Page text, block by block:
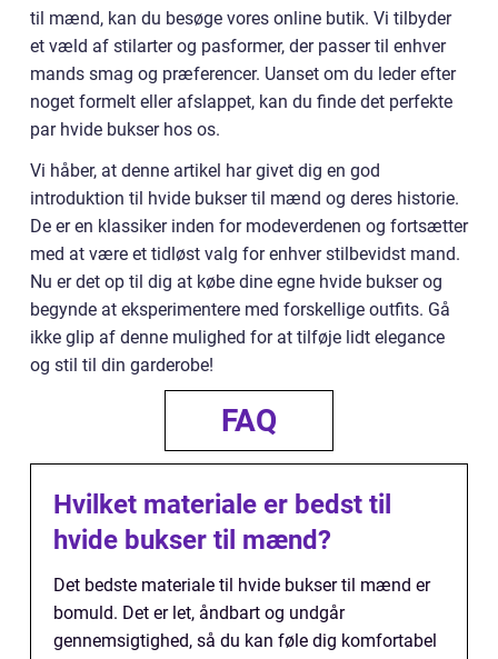
til mænd, kan du besøge vores online butik. Vi tilbyder
et væld af stilarter og pasformer, der passer til enhver
mands smag og præferencer. Uanset om du leder efter
noget formelt eller afslappet, kan du finde det perfekte
par hvide bukser hos os.
Vi håber, at denne artikel har givet dig en god
introduktion til hvide bukser til mænd og deres historie.
De er en klassiker inden for modeverdenen og fortsætter
med at være et tidløst valg for enhver stilbevidst mand.
Nu er det op til dig at købe dine egne hvide bukser og
begynde at eksperimentere med forskellige outfits. Gå
ikke glip af denne mulighed for at tilføje lidt elegance
og stil til din garderobe!
FAQ
Hvilket materiale er bedst til
hvide bukser til mænd?
Det bedste materiale til hvide bukser til mænd er
bomuld. Det er let, åndbart og undgår
gennemsigtighed, så du kan føle dig komfortabel